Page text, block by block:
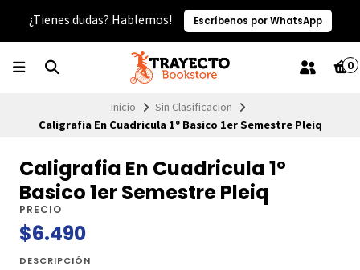
¿Tienes dudas? Hablemos! Escríbenos por WhatsApp
0
Inicio
Sin Clasificacion
Caligrafia En Cuadricula 1º Basico 1er Semestre Pleiq
Caligrafia En Cuadricula 1º
Basico 1er Semestre Pleiq
PRECIO
$6.490
DESCRIPCIÓN